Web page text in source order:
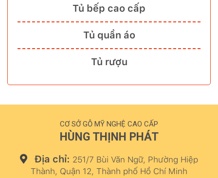
Tủ bếp cao cấp
Tủ quần áo
Tủ rượu
CƠ SỞ GỖ MỸ NGHỆ CAO CẤP
HÙNG THỊNH PHÁT
Địa chỉ: 251/7 Bùi Văn Ngữ, Phường Hiệp
Thành, Quận 12, Thành phố Hồ Chí Minh